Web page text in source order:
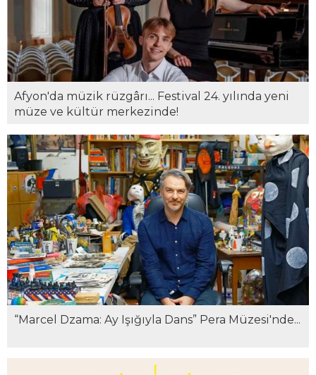
Afyon'da müzik rüzgârı... Festival 24. yılında yeni
müze ve kültür merkezinde!
“Marcel Dzama: Ay Işığıyla Dans” Pera Müzesi'nde...